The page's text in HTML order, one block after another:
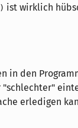
ist wirklich
in den
erledigen